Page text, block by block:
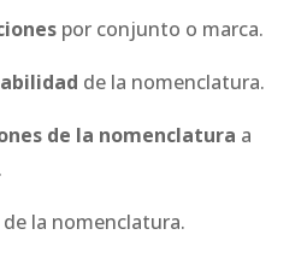
por conjunto o marca.
de la nomenclatura.
de la nomenclatura a
de la nomenclatura.